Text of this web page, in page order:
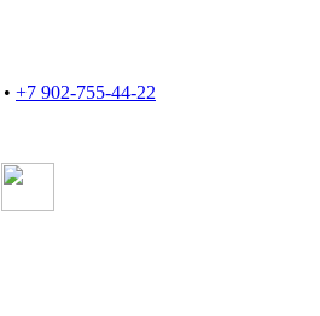
• +7 902-755-44-22